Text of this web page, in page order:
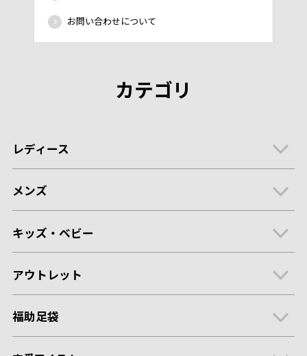
お問い合わせについて
カテゴリ
レディース
メンズ
キッズ・ベビー
アウトレット
福助足袋